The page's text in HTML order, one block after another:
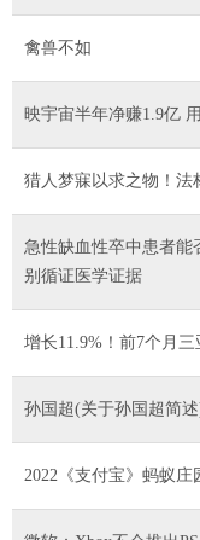
禽兽不如
映宇宙半年净赚1.9亿
猎人梦寐以求之物！法
急性缺血性卒中患者能
别循证医学证据
增长11.9%！前7个月
孙国超(关于孙国超简
2022《支付宝》蚂蚁庄